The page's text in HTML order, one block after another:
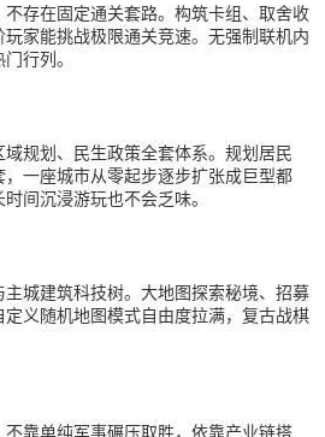
存在固定通关套路。构筑卡组、取舍收
家能挑战极限通关竞速。无强制联机内
行列。
规划、民生政策全套体系。规划居民
一座城市从零起步逐步扩张成巨型都
间沉浸游玩也不会乏味。
城建筑科技树。大地图探索秘境、招募
义随机地图模式自由度拉满，复古战棋
靠单纯军事碾压取胜，依靠产业链搭